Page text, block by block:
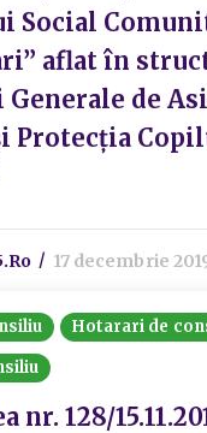
Social
aflat în
de
Protecția
17 decembrie
Hotarari de
nr. 128/